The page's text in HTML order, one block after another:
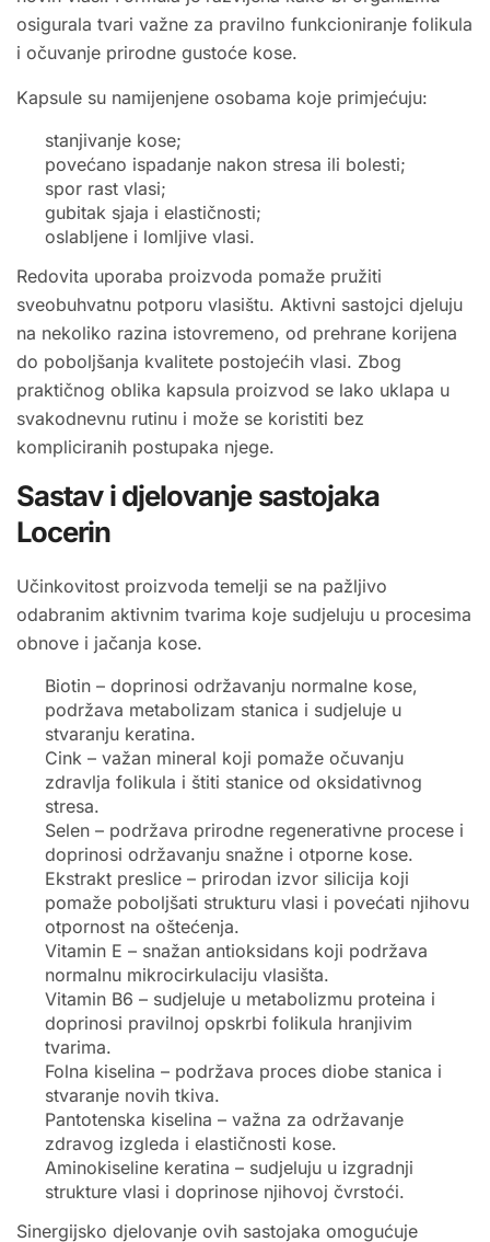
osigurala tvari važne za pravilno funkcioniranje folikula
i očuvanje prirodne gustoće kose.
Kapsule su namijenjene osobama koje primjećuju:
stanjivanje kose;
povećano ispadanje nakon stresa ili bolesti;
spor rast vlasi;
gubitak sjaja i elastičnosti;
oslabljene i lomljive vlasi.
Redovita uporaba proizvoda pomaže pružiti
sveobuhvatnu potporu vlasištu. Aktivni sastojci djeluju
na nekoliko razina istovremeno, od prehrane korijena
do poboljšanja kvalitete postojećih vlasi. Zbog
praktičnog oblika kapsula proizvod se lako uklapa u
svakodnevnu rutinu i može se koristiti bez
kompliciranih postupaka njege.
Sastav i djelovanje sastojaka
Locerin
Učinkovitost proizvoda temelji se na pažljivo
odabranim aktivnim tvarima koje sudjeluju u procesima
obnove i jačanja kose.
Biotin – doprinosi održavanju normalne kose,
podržava metabolizam stanica i sudjeluje u
stvaranju keratina.
Cink – važan mineral koji pomaže očuvanju
zdravlja folikula i štiti stanice od oksidativnog
stresa.
Selen – podržava prirodne regenerativne procese i
doprinosi održavanju snažne i otporne kose.
Ekstrakt preslice – prirodan izvor silicija koji
pomaže poboljšati strukturu vlasi i povećati njihovu
otpornost na oštećenja.
Vitamin E – snažan antioksidans koji podržava
normalnu mikrocirkulaciju vlasišta.
Vitamin B6 – sudjeluje u metabolizmu proteina i
doprinosi pravilnoj opskrbi folikula hranjivim
tvarima.
Folna kiselina – podržava proces diobe stanica i
stvaranje novih tkiva.
Pantotenska kiselina – važna za održavanje
zdravog izgleda i elastičnosti kose.
Aminokiseline keratina – sudjeluju u izgradnji
strukture vlasi i doprinose njihovoj čvrstoći.
Sinergijsko djelovanje ovih sastojaka omogućuje